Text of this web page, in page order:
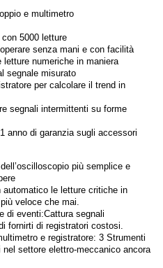
e multimetro
5000 letture
senza mani e con facilità
numeriche in maniera
segnale misurato
per calcolare il trend in
segnali intermittenti su forme
anno di garanzia sugli accessori
più semplice e
le letture critiche in
veloce che mai.
di eventi:Cattura segnali
fornirti di registratori costosi.
e registratore: 3 Strumenti
settore elettro-meccanico ancora